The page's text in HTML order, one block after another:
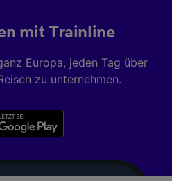
mit Trainline
Europa, jeden Tag über
zu unternehmen.